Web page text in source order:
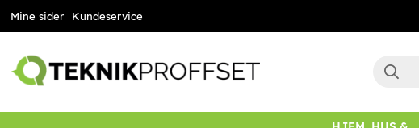
Mine sider Kundeservice